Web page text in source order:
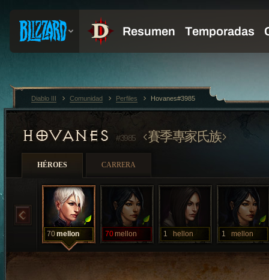
HOVANES #3985 賽季專家氏族
HÉROES CARRERA
70mellon 70mellon 1 hellon 1 mellon
Diablo III Comunidad Perfiles Hovanes#3985